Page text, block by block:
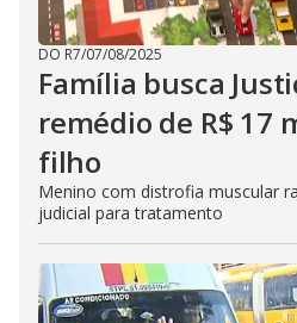
DO R7/07/08/2025
Família busca
remédio de R$ 17
filho
Menino com distrofia muscular
judicial para tratamento